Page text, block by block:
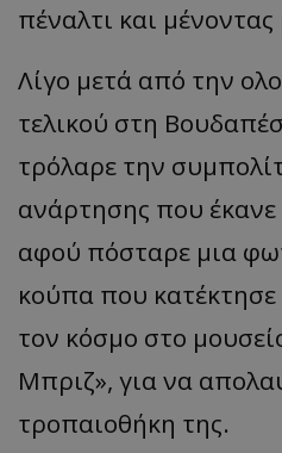
πέναλτι και μένοντας
Λίγο μετά από την
τελικού στη
τρόλαρε την
ανάρτησης που
αφού πόσταρε μια
κούπα που
τον κόσμο στο
Μπριζ», για να
τροπαιοθήκη της.